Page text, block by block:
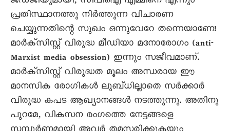
പ്രതിസ്ഥാനത്തു നിർത്തുന്ന വിചാരണ
ചെയ്യുന്നതിന്റെ സുഖം ഒന്നുവേറേ തന്നെയാണേ!
മാർക്സിസ്റ്റ് വിരുദ്ധ മീഡിയാ മനോരോഗം (anti-
Marxist media obsession) ഇന്നും സജീവമാണ്.
മാർക്സിസ്റ്റ് വിരുദ്ധത മൂലം അന്ധരായ ഈ
മാനസിക രോഗികൾ ലുബ്ധില്ലാതെ സർക്കാർ
വിരുദ്ധ കപട ആഖ്യാനങ്ങൾ നടത്തുന്നു. അതിനു
പുറമേ, വികസന രംഗത്തെ നേട്ടങ്ങളെ